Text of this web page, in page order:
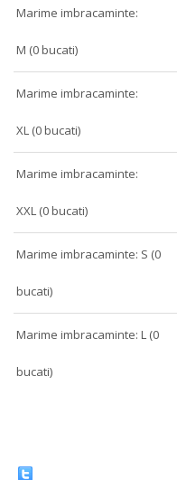
Marime imbracaminte:
M (0 bucati)
Marime imbracaminte:
XL (0 bucati)
Marime imbracaminte:
XXL (0 bucati)
Marime imbracaminte: S (0
bucati)
Marime imbracaminte: L (0
bucati)